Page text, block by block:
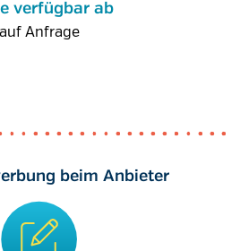
verfügbar ab
auf Anfrage
beim Anbieter